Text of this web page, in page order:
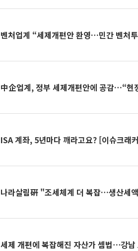
벤처업계 “세제개편안 환영…민간 벤처
中企업계, 정부 세제개편안에 공감…“현
ISA 계좌, 5년마다 깨라고요? [이슈크래
나라살림硏 "조세체계 더 복잡…생산세
세제 개편에 복잡해진 자산가 셈법⋯강남